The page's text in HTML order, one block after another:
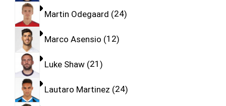
Martin Odegaard 24
Marco Asensio 12
Luke Shaw 21
Lautaro Martinez 24